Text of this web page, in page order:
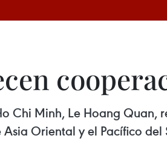
Chi Minh, Le Hoang Quan,
Oriental y el Pacífico del